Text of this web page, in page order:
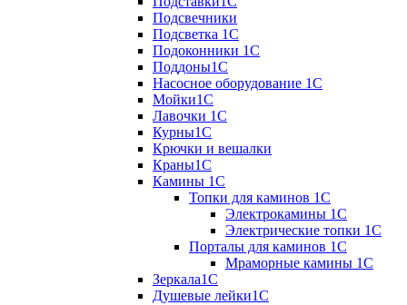
Подсвечники
Подсветка 1С
Подоконники 1С
Поддоны1С
Насосное оборудование 1С
Мойки1С
Лавочки 1С
Курны1С
Крючки и вешалки
Краны1С
Камины 1C
Топки для каминов 1C
Электрокамины 1С
Электрические топки 1C
Порталы для каминов 1С
Мраморные камины 1C
Зеркала1С
Душевые лейки1С